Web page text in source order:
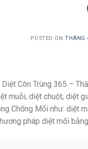
POSTED ONTHÁNG
Côn Trùng 365 –
muỗi, diệt chuột, diệt
Chống Mối như: diệt
pháp diệt mối